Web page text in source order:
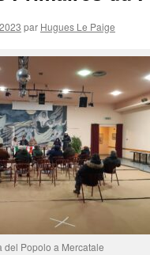
par Hugues Le Paige
del Popolo a Mercatale